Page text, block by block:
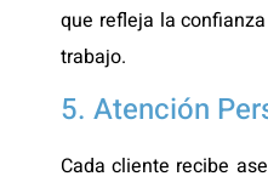
que refleja la
trabajo.
5. Atención
Cada cliente recibe